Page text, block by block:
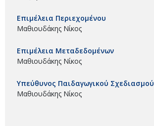
Επιμέλεια Περιεχομένου
Μαθιουδάκης Νίκος
Επιμέλεια Μεταδεδομένων
Μαθιουδάκης Νίκος
Υπεύθυνος Παιδαγωγικού Σχεδιασμού
Μαθιουδάκης Νίκος